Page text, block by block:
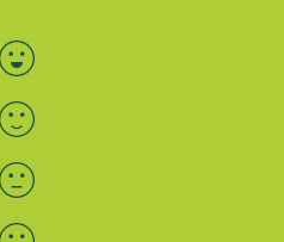
auswählen